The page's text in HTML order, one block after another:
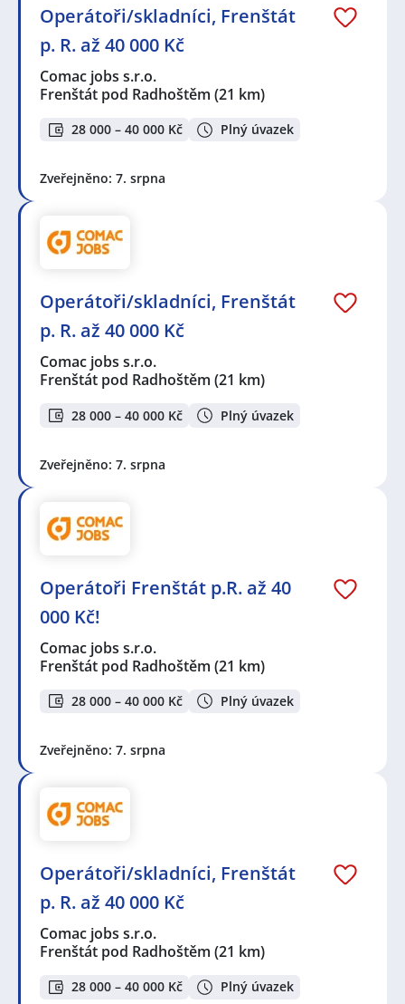
Operátoři/skladníci, Frenštát
p. R. až 40 000 Kč
Comac jobs s.r.o.
Frenštát pod Radhoštěm (21 km)
28 000 – 40 000 Kč Plný úvazek
Zveřejněno: 7. srpna
Operátoři/skladníci, Frenštát
p. R. až 40 000 Kč
Comac jobs s.r.o.
Frenštát pod Radhoštěm (21 km)
28 000 – 40 000 Kč Plný úvazek
Zveřejněno: 7. srpna
Operátoři Frenštát p.R. až 40
000 Kč!
Comac jobs s.r.o.
Frenštát pod Radhoštěm (21 km)
28 000 – 40 000 Kč Plný úvazek
Zveřejněno: 7. srpna
Operátoři/skladníci, Frenštát
p. R. až 40 000 Kč
Comac jobs s.r.o.
Frenštát pod Radhoštěm (21 km)
28 000 – 40 000 Kč Plný úvazek